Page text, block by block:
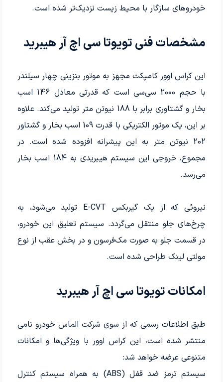
خودروهای سازگار با محیط زیست نزدیک‌تر شده است.
مشخصات فنی تویوتا سی اچ آر هیبرید
این کراس اوور کامپکت مجهز به موتور بنزینی چهار سیلندر
با حجم 2000 سی‌سی است که قدرتی معادل 146 اسب
بخار و گشتاوری برابر با 188 نیوتن متر تولید می‌کند. علاوه
بر این، یک موتور الکتریکی با قدرت 109 اسب بخار و گشتاور
202 نیوتن متر به این پیشرانه افزوده شده است. در
مجموع، خروجی این سیستم هیبریدی به 184 اسب بخار
می‌رسد.
نیروئی که از یک گیربکس E-CVT تولید می‌شود، به
چرخ‌های جلو منتقل می‌گردد. سیستم تعلیق این خودرو،
در قسمت جلو به صورت مک‌فرسون و در بخش عقب از نوع
مولتی لینک طراحی شده است.
امکانات تویوتا سی اچ آر هیبرید
طبق اطلاعات رسمی که از سوی شرکت الماس خودرو نامی
منتشر شده است، این کراس اوور با ویژگی‌ها و امکانات
متنوعی عرضه خواهد شد:
سیستم ترمز ضد قفل (ABS) به همراه سیستم کنترل